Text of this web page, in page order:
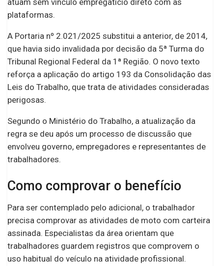
atuam sem vínculo empregatício direto com as
plataformas.
A Portaria nº 2.021/2025 substitui a anterior, de 2014,
que havia sido invalidada por decisão da 5ª Turma do
Tribunal Regional Federal da 1ª Região. O novo texto
reforça a aplicação do artigo 193 da Consolidação das
Leis do Trabalho, que trata de atividades consideradas
perigosas.
Segundo o Ministério do Trabalho, a atualização da
regra se deu após um processo de discussão que
envolveu governo, empregadores e representantes de
trabalhadores.
Como comprovar o benefício
Para ser contemplado pelo adicional, o trabalhador
precisa comprovar as atividades de moto com carteira
assinada. Especialistas da área orientam que
trabalhadores guardem registros que comprovem o
uso habitual do veículo na atividade profissional.